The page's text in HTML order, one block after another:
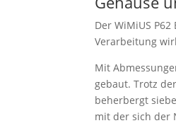
Der WiMiUS
Verarbeitung
Mit
gebaut. Trotz
beherbergt
mit der sich der